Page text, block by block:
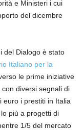
e Ministeri i cui
del dicembre
del Dialogo è stato
Italiano per la
le prime iniziative
diversi segnali di
euro i prestiti in Italia
più a progetti di
1/5 del mercato